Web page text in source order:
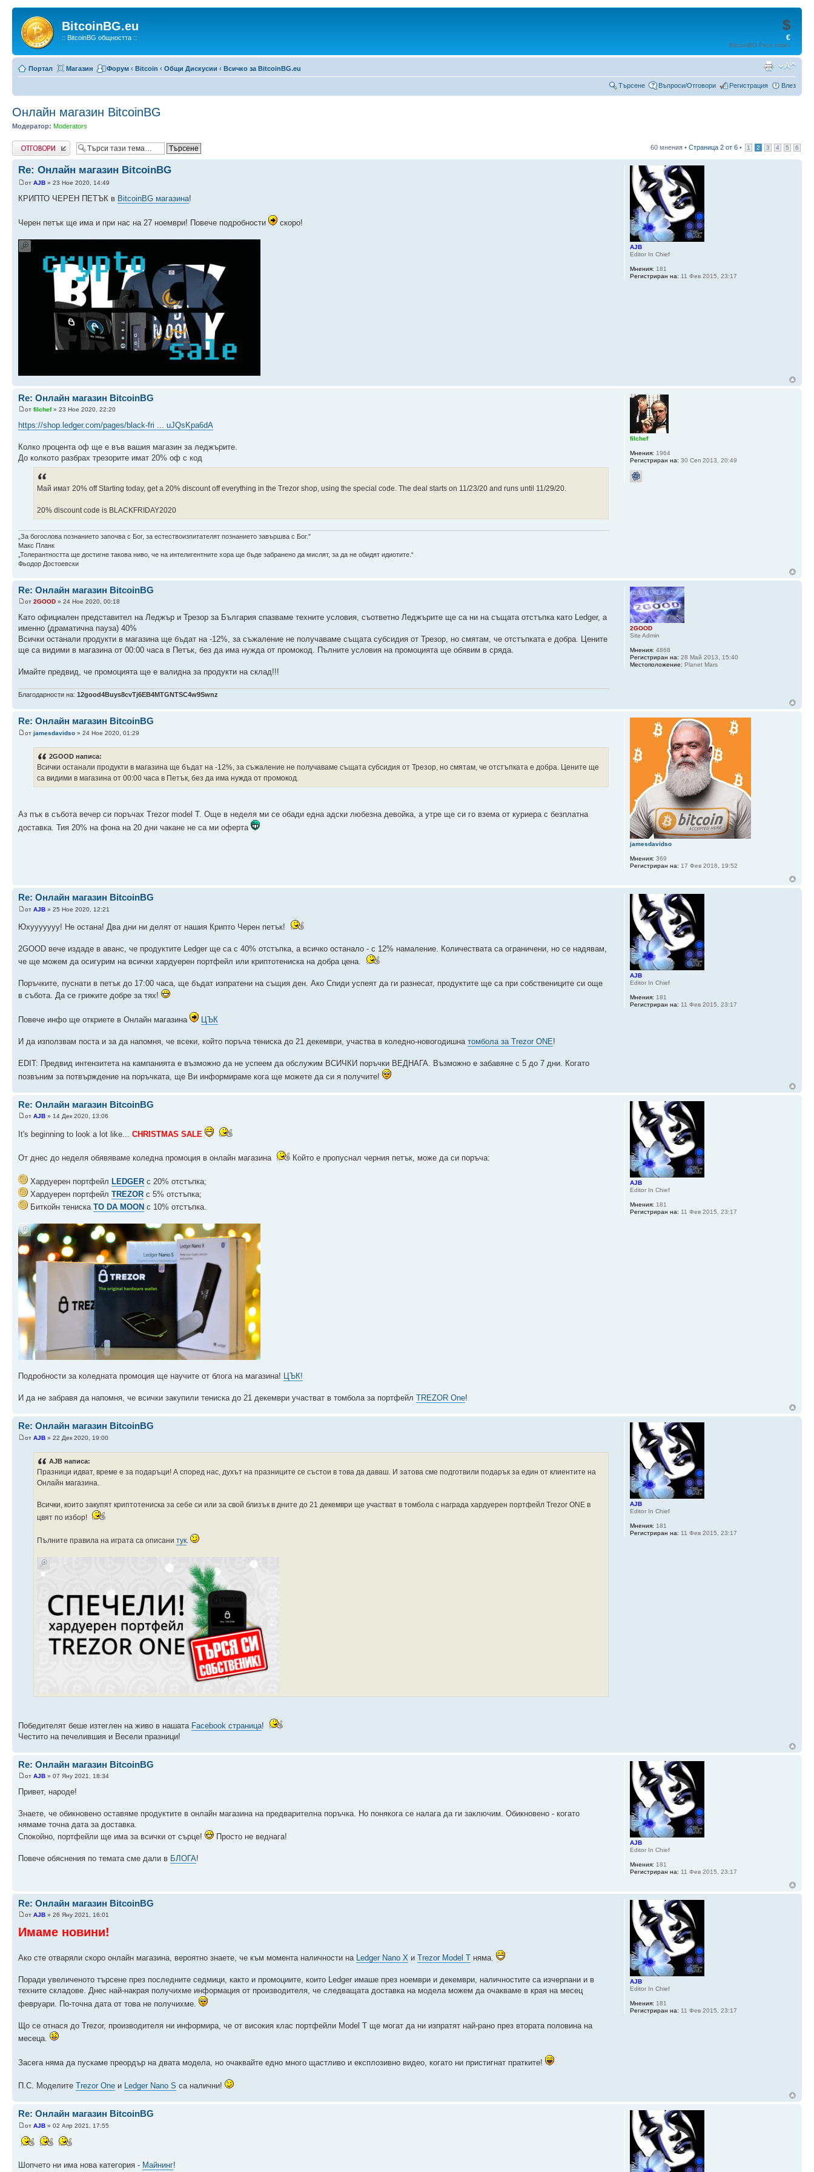
BitcoinBG.eu
:: BitcoinBG общността ::
$
€
BitcoinBG Price Index
Портал Магазин Форум ‹ Bitcoin ‹ Общи Дискусии ‹ Всичко за BitcoinBG.eu
Търсене Въпроси/Отговори Регистрация Влез
Онлайн магазин BitcoinBG
Модератор: Moderators
Напиши коментар 60 мнения • Страница 2 от 6 • 1 2 3 4 5 6
Re: Онлайн магазин BitcoinBG
от AJB » 23 Ное 2020, 14:49
КРИПТО ЧЕРЕН ПЕТЪК в BitcoinBG магазина!
Черен петък ще има и при нас на 27 ноември! Повече подробности скоро!
AJB
Editor In Chief
Мнения: 181
Регистриран на: 11 Фев 2015, 23:17
Re: Онлайн магазин BitcoinBG
от filchef» 23 Ное 2020, 22:20
https://shop.ledger.com/pages/black-fri ... uJQsKpa6dA
Колко процента оф ще е във вашия магазин за леджърите.
До колкото разбрах трезорите имат 20% оф с код
Май имат 20% off Starting today, get a 20% discount off everything in the Trezor shop, using the special code. The deal starts on 11/23/20 and runs until 11/29/20.
20% discount code is BLACKFRIDAY2020
„За богослова познанието започва с Бог, за естествоизпитателят познанието завършва с Бог."
Макс Планк
„Толерантността ще достигне такова ниво, че на интелигентните хора ще бъде забранено да мислят, за да не обидят идиотите.“
Фьодор Достоевски
filchef
Мнения: 1964
Регистриран на: 30 Сеп 2013, 20:49
Re: Онлайн магазин BitcoinBG
от 2GOOD » 24 Ное 2020, 00:18
Като официален представител на Леджър и Трезор за България спазваме техните условия, съответно Леджърите ще са ни на същата отстъпка като Ledger, а
именно (драматична пауза) 40%
Всички останали продукти в магазина ще бъдат на -12%, за съжаление не получаваме същата субсидия от Трезор, но смятам, че отстъпката е добра. Цените
ще са видими в магазина от 00:00 часа в Петък, без да има нужда от промокод. Пълните условия на промоцията ще обявим в сряда.
Имайте предвид, че промоцията ще е валидна за продукти на склад!!!
Благодарности на: 12good4Buys8cvTj6EB4MTGNTSC4w9Swnz
2GOOD
Site Admin
Мнения: 4868
Регистриран на: 28 Май 2013, 15:40
Местоположение: Planet Mars
Re: Онлайн магазин BitcoinBG
от jamesdavidso » 24 Ное 2020, 01:29
2GOOD написа:
Всички останали продукти в магазина ще бъдат на -12%, за съжаление не получаваме същата субсидия от Трезор, но смятам, че отстъпката е добра. Цените ще
са видими в магазина от 00:00 часа в Петък, без да има нужда от промокод.
Аз пък в събота вечер си поръчах Trezor model T. Още в неделя ми се обади една адски любезна девойка, а утре ще си го взема от куриера с безплатна
доставка. Тия 20% на фона на 20 дни чакане не са ми оферта
jamesdavidso
Мнения: 369
Регистриран на: 17 Фев 2018, 19:52
Re: Онлайн магазин BitcoinBG
от AJB » 25 Ное 2020, 12:21
Юхууууууу! Не остана! Два дни ни делят от нашия Крипто Черен петък!
2GOOD вече издаде в аванс, че продуктите Ledger ще са с 40% отстъпка, а всичко останало - с 12% намаление. Количествата са ограничени, но се надявам,
че ще можем да осигурим на всички хардуерен портфейл или криптотениска на добра цена.
Поръчките, пуснати в петък до 17:00 часа, ще бъдат изпратени на същия ден. Ако Спиди успеят да ги разнесат, продуктите ще са при собствениците си още
в събота. Да се грижите добре за тях!
Повече инфо ще откриете в Онлайн магазина ЦЪК
И да използвам поста и за да напомня, че всеки, който поръча тениска до 21 декември, участва в коледно-новогодишна томбола за Trezor ONE!
EDIT: Предвид интензитета на кампанията е възможно да не успеем да обслужим ВСИЧКИ поръчки ВЕДНАГА. Възможно е забавяне с 5 до 7 дни. Когато
позвъним за потвърждение на поръчката, ще Ви информираме кога ще можете да си я получите!
AJB
Editor In Chief
Мнения: 181
Регистриран на: 11 Фев 2015, 23:17
Re: Онлайн магазин BitcoinBG
от AJB » 14 Дек 2020, 13:06
It's beginning to look a lot like... CHRISTMAS SALE
От днес до неделя обявяваме коледна промоция в онлайн магазина Който е пропуснал черния петък, може да си поръча:
Хардуерен портфейл LEDGER с 20% отстъпка;
Хардуерен портфейл TREZOR с 5% отстъпка;
Биткойн тениска TO DA MOON с 10% отстъпка.
Подробности за коледната промоция ще научите от блога на магазина! ЦЪК!
И да не забравя да напомня, че всички закупили тениска до 21 декември участват в томбола за портфейл TREZOR One!
AJB
Editor In Chief
Мнения: 181
Регистриран на: 11 Фев 2015, 23:17
Re: Онлайн магазин BitcoinBG
от AJB » 22 Дек 2020, 19:00
AJB написа:
Празници идват, време е за подаръци! А според нас, духът на празниците се състои в това да даваш. И затова сме подготвили подарък за един от клиентите на
Онлайн магазина.
Всички, които закупят криптотениска за себе си или за свой близък в дните до 21 декември ще участват в томбола с награда хардуерен портфейл Trezor ONE в
цвят по избор!
Пълните правила на играта са описани тук
Победителят беше изтеглен на живо в нашата Facebook страница!
Честито на печелившия и Весели празници!
AJB
Editor In Chief
Мнения: 181
Регистриран на: 11 Фев 2015, 23:17
Re: Онлайн магазин BitcoinBG
от AJB » 07 Яну 2021, 18:34
Привет, народе!
Знаете, че обикновено оставяме продуктите в онлайн магазина на предварителна поръчка. Но понякога се налага да ги заключим. Обикновено - когато
нямаме точна дата за доставка.
Спокойно, портфейли ще има за всички от сърце!
Просто не веднага!
Повече обяснения по темата сме дали в БЛОГА!
AJB
Editor In Chief
Мнения: 181
Регистриран на: 11 Фев 2015, 23:17
Re: Онлайн магазин BitcoinBG
от AJB » 26 Яну 2021, 16:01
Имаме новини!
Ако сте отваряли скоро онлайн магазина, вероятно знаете, че към момента наличности на Ledger Nano X и Trezor Model T няма.
Поради увеличеното търсене през последните седмици, както и промоциите, които Ledger имаше през ноември и декември, наличностите са изчерпани и в
техните складове. Днес най-накрая получихме информация от производителя, че следващата доставка на модела можем да очакваме в края на месец
февруари. По-точна дата от това не получихме.
Що се отнася до Trezor, производителя ни информира, че от високия клас портфейли Model T ще могат да ни изпратят най-рано през втората половина на
месеца.
Засега няма да пускаме преордър на двата модела, но очаквайте едно много щастливо и експлозивно видео, когато ни пристигнат пратките!
П.С. Моделите Trezor One и Ledger Nano S са налични!
AJB
Editor In Chief
Мнения: 181
Регистриран на: 11 Фев 2015, 23:17
Re: Онлайн магазин BitcoinBG
от AJB » 02 Апр 2021, 17:55
Шопчето ни има нова категория - Майнинг!